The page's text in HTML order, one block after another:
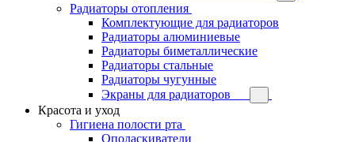
Радиаторы отопления
Комплектующие для радиаторов
Радиаторы алюминиевые
Радиаторы биметаллические
Радиаторы стальные
Радиаторы чугунные
Экраны для радиаторов
Красота и уход
Гигиена полости рта
Ополаскиватели